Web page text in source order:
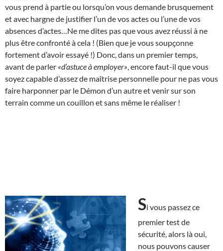
vous prend à partie ou lorsqu’on vous demande brusquement
et avec hargne de justifier l’un de vos actes ou l’une de vos
absences d’actes…Ne me dites pas que vous avez réussi à ne
plus être confronté à cela ! (Bien que je vous soupçonne
fortement d’avoir essayé !) Donc, dans un premier temps,
avant de parler «d’astuce à employer» , encore faut-il que vous
soyez capable d’assez de maîtrise personnelle pour ne pas vous
faire harponner par le Démon d’un autre et venir sur son
terrain comme un couillon et sans même le réaliser !
Si vous passez ce
premier test de
sécurité, alors là oui,
nous pouvons causer